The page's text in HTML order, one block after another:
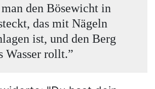
man den Bösewicht in
das mit Nägeln
ist, und den Berg
Wasser rollt.”